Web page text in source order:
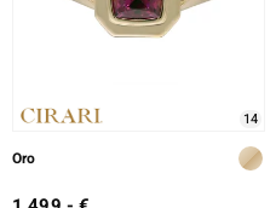
14
Oro